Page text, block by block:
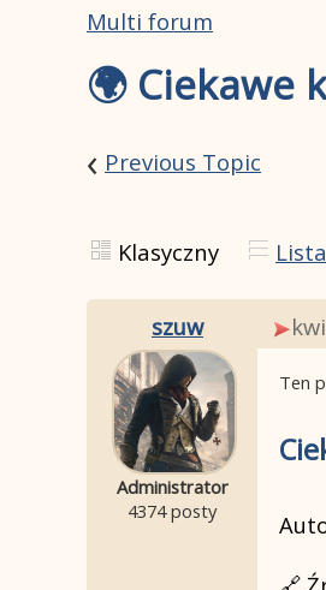
Multi forum
🌍 Ciekawe
‹ Previous Topic
Klasyczny Lista
szuw
Administrator
4374 posty
Ten